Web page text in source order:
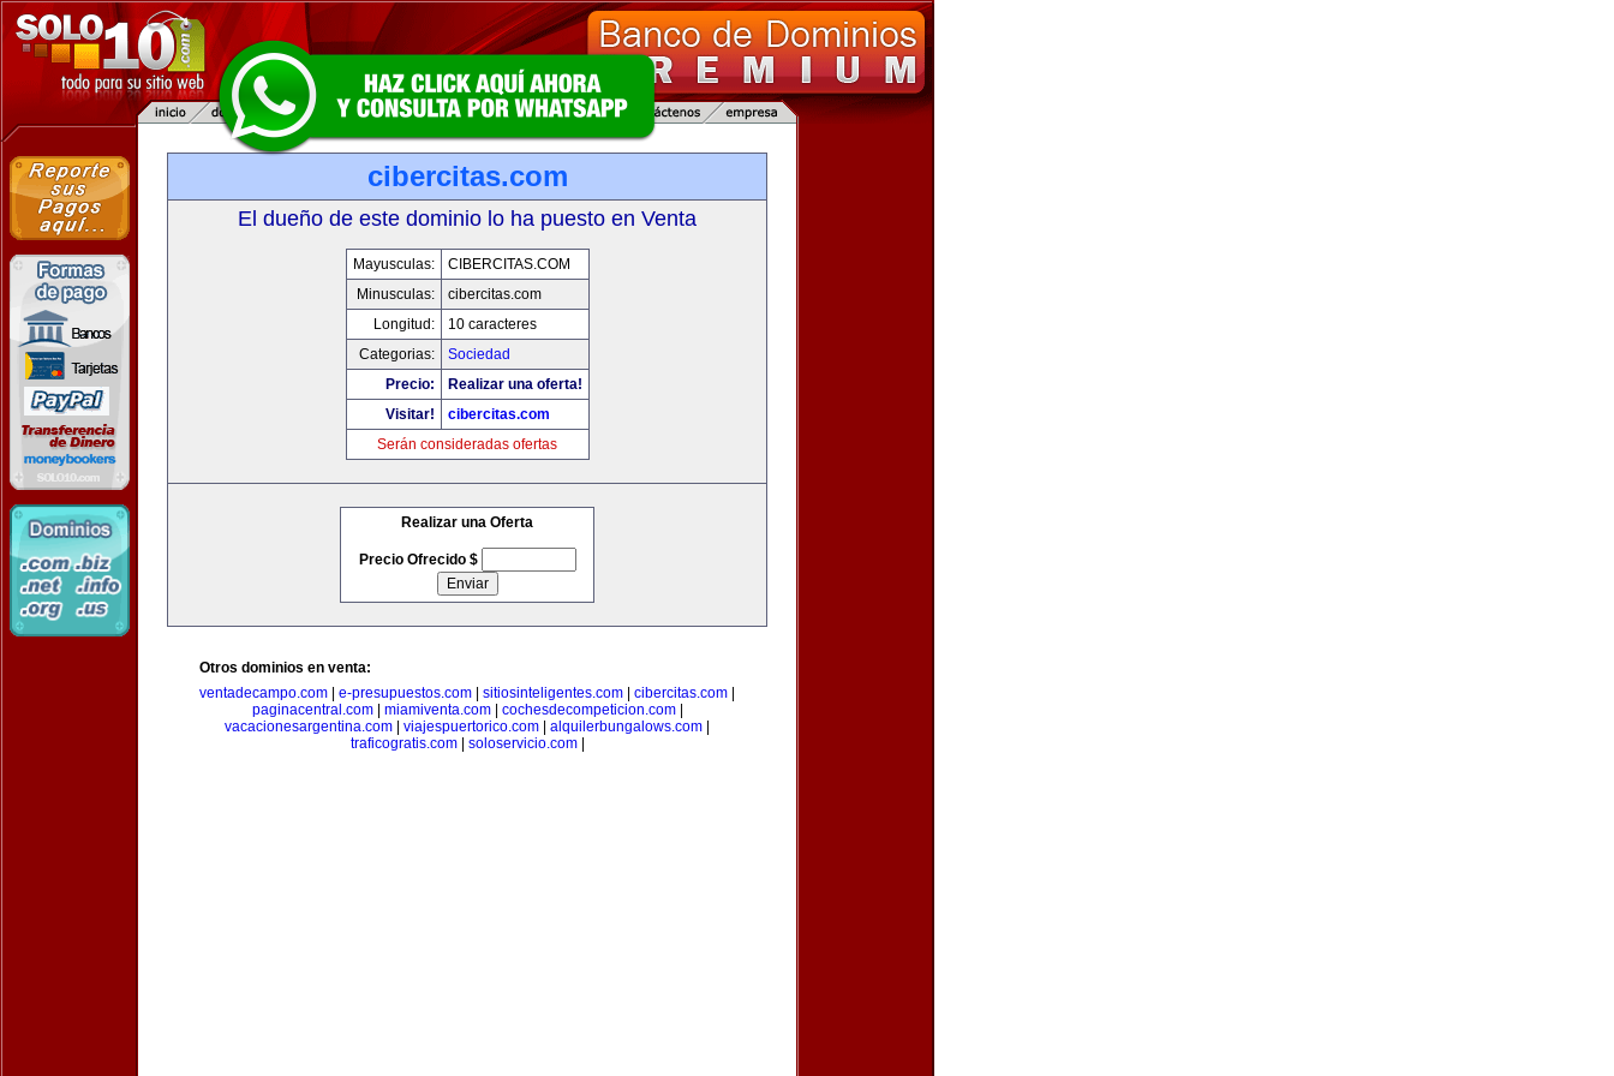
cibercitas.com
El dueño de este dominio lo ha puesto en Venta
Mayusculas:
CIBERCITAS.COM
Minusculas:
cibercitas.com
Longitud:
10 caracteres
Categorias:
Sociedad
Precio:
Realizar una oferta!
Visitar!
cibercitas.com
Serán consideradas ofertas
Realizar una Oferta
Precio Ofrecido $
Otros dominios en venta:
ventadecampo.com
e-presupuestos.com sitiosinteligentes.com cibercitas.com
paginacentral.com| miamiventa.com| cochesdecompeticion.com|
vacacionesargentina.com
viajespuertorico.com alquilerbungalows.com
traficogratis.com| soloservicio.com|